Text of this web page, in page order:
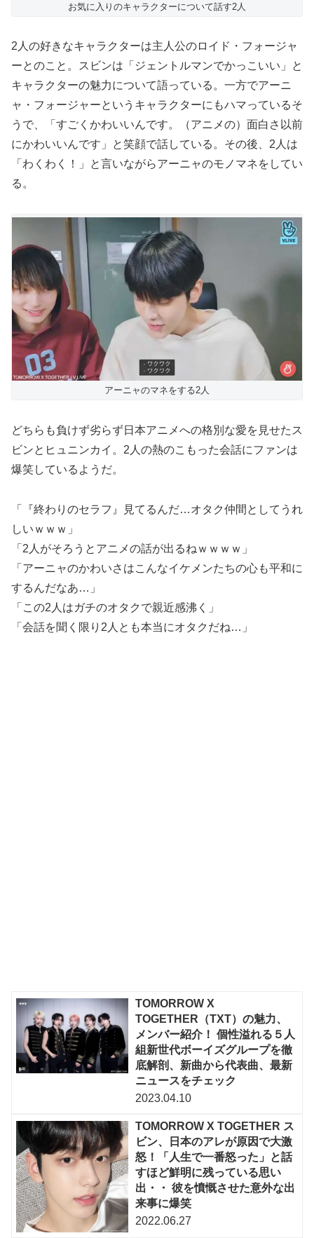
お気に入りのキャラクターについて話す2人
2人の好きなキャラクターは主人公のロイド・フォージャ
ーとのこと。スビンは「ジェントルマンでかっこいい」と
キャラクターの魅力について語っている。一方でアーニ
ャ・フォージャーというキャラクターにもハマっているそ
うで、「すごくかわいいんです。（アニメの）面白さ以前
にかわいいんです」と笑顔で話している。その後、2人は
「わくわく！」と言いながらアーニャのモノマネをしてい
る。
アーニャのマネをする2人
どちらも負けず劣らず日本アニメへの格別な愛を見せたス
ビンとヒュニンカイ。2人の熱のこもった会話にファンは
爆笑しているようだ。
「『終わりのセラフ』見てるんだ…オタク仲間としてうれ
しいｗｗｗ」
「2人がそろうとアニメの話が出るねｗｗｗｗ」
「アーニャのかわいさはこんなイケメンたちの心も平和に
するんだなあ…」
「この2人はガチのオタクで親近感沸く」
「会話を聞く限り2人とも本当にオタクだね…」
TOMORROW X
TOGETHER（TXT）の魅力、
メンバー紹介！ 個性溢れる５人
組新世代ボーイズグループを徹
底解剖、新曲から代表曲、最新
ニュースをチェック
2023.04.10
TOMORROW X TOGETHER ス
ビン、日本のアレが原因で大激
怒！「人生で一番怒った」と話
すほど鮮明に残っている思い
出・・ 彼を憤慨させた意外な出
来事に爆笑
2022.06.27